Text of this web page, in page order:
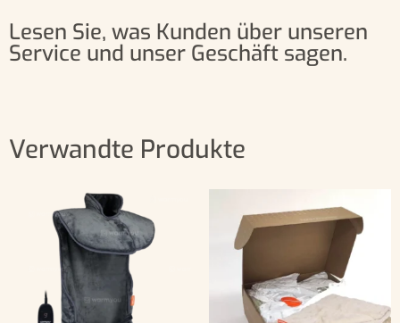
Lesen Sie, was Kunden über unseren
Service und unser Geschäft sagen.
Verwandte Produkte